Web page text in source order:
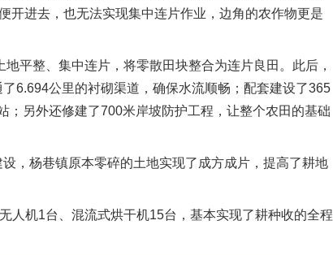
开进去，也无法实现集中连片作业，边角的农作物更是
整、集中连片，将零散田块整合为连片良田。此后，
6.694公里的衬砌渠道，确保水流顺畅；配套建设了365
；另外还修建了700米岸坡防护工程，让整个农田的基础
杨巷镇原本零碎的土地实现了成方成片，提高了耕地
机1台、混流式烘干机15台，基本实现了耕种收的全程